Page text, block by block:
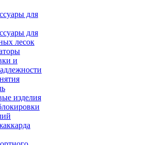
для
для
лесок
и
изделия